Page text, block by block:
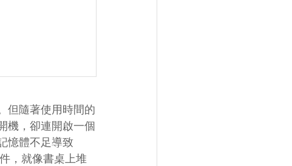
但隨著使用時間的
機，卻連開啟一個
憶體不足導致
，就像書桌上堆